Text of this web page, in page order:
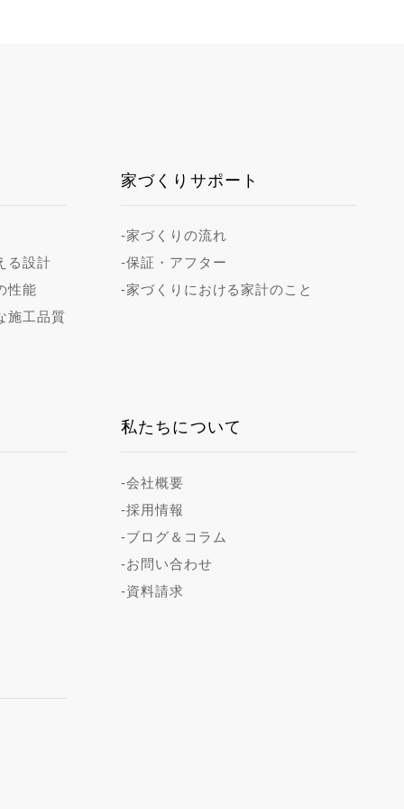
る設計
性能
施工品質
家づくりサポート
-家づくりの流れ
-保証・アフター
-家づくりにおける家計のこと
私たちについて
-会社概要
-採用情報
-ブログ＆コラム
-お問い合わせ
-資料請求